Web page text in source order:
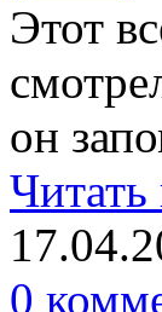
Этот
он
Читать
0